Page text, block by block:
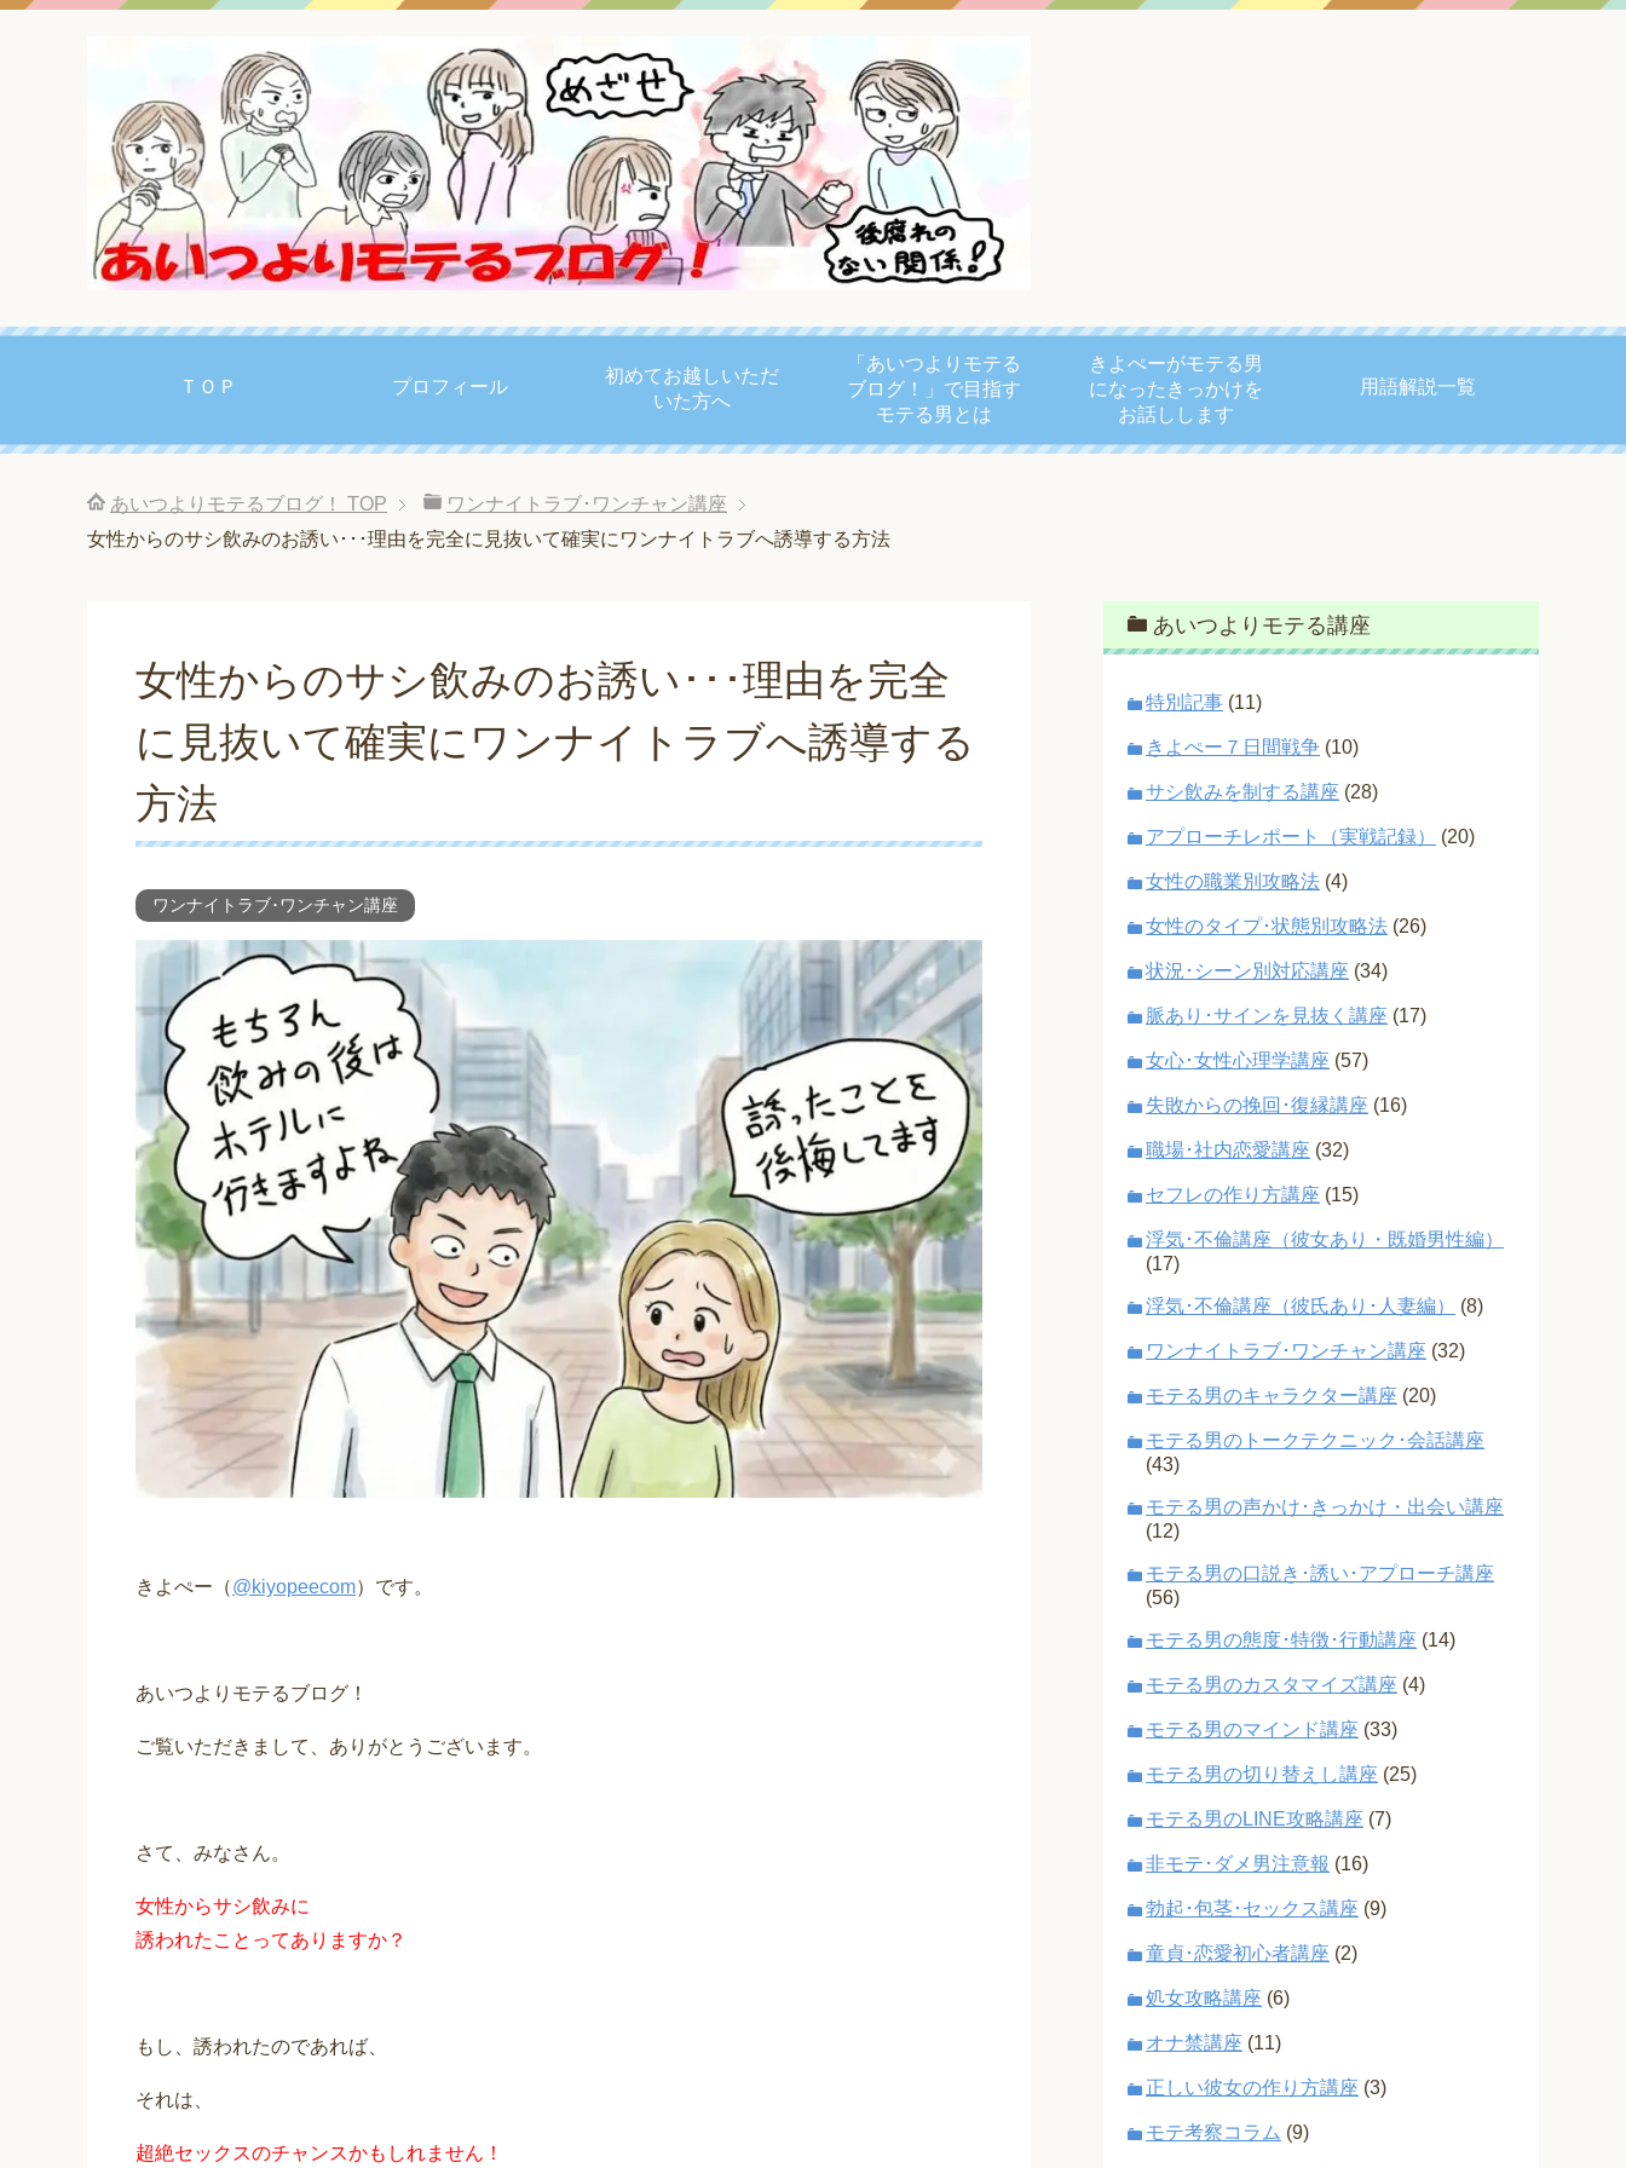
ＴＯＰ プロフィール
初めてお越しいただ
いた方へ
「あいつよりモテる
ブログ！」で目指す
モテる男とは
きよぺーがモテる男
になったきっかけを
お話しします
用語解説一覧
あいつよりモテるブログ！ TOP
ワンナイトラブ･ワンチャン講座
女性からのサシ飲みのお誘い･･･理由を完全に見抜いて確実にワンナイトラブへ誘導する方法
女性からのサシ飲みのお誘い･･･理由を完全
に見抜いて確実にワンナイトラブへ誘導する
方法
ワンナイトラブ･ワンチャン講座
きよぺー（@kiyopeecom）です。
あいつよりモテるブログ！
ご覧いただきまして、ありがとうございます。
さて、みなさん。
女性からサシ飲みに
誘われたことってありますか？
もし、誘われたのであれば、
それは、
超絶セックスのチャンスかもしれません！
あいつよりモテる講座
特別記事 (11)
きよぺー７日間戦争 (10)
サシ飲みを制する講座 (28)
アプローチレポート（実戦記録） (20)
女性の職業別攻略法 (4)
女性のタイプ･状態別攻略法 (26)
状況･シーン別対応講座 (34)
脈あり･サインを見抜く講座 (17)
女心･女性心理学講座 (57)
失敗からの挽回･復縁講座 (16)
職場･社内恋愛講座 (32)
セフレの作り方講座 (15)
浮気･不倫講座（彼女あり・既婚男性編）
(17)
浮気･不倫講座（彼氏あり･人妻編） (8)
ワンナイトラブ･ワンチャン講座 (32)
モテる男のキャラクター講座 (20)
モテる男のトークテクニック･会話講座
(43)
モテる男の声かけ･きっかけ・出会い講座
(12)
モテる男の口説き･誘い･アプローチ講座
(56)
モテる男の態度･特徴･行動講座 (14)
モテる男のカスタマイズ講座 (4)
モテる男のマインド講座 (33)
モテる男の切り替えし講座 (25)
モテる男のLINE攻略講座 (7)
非モテ･ダメ男注意報 (16)
勃起･包茎･セックス講座 (9)
童貞･恋愛初心者講座 (2)
処女攻略講座 (6)
オナ禁講座 (11)
正しい彼女の作り方講座 (3)
モテ考察コラム (9)